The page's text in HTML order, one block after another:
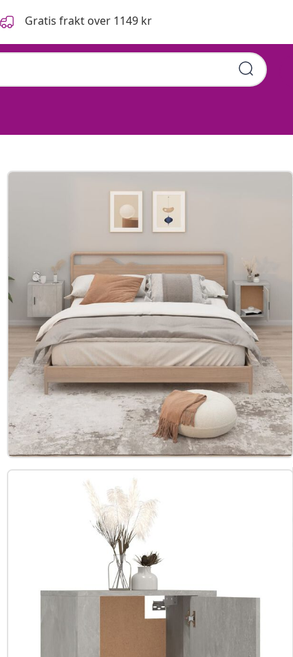
Gratis frakt over 1149 kr